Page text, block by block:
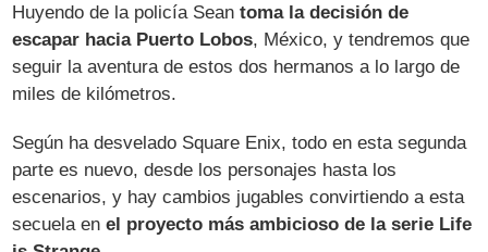
Huyendo de la policía Seantoma la decisión de
escapar hacia Puerto Lobos, México, y tendremos que
seguir la aventura de estos dos hermanos a lo largo de
miles de kilómetros.
Según ha desvelado Square Enix, todo en esta segunda
parte es nuevo, desde los personajes hasta los
escenarios, y hay cambios jugables convirtiendo a esta
secuela enel proyecto más ambicioso de la serie Life